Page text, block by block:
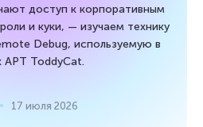
доступ к корпоративным
и куки, — изучаем технику
Debug, используемую в
APT ToddyCat.
17 июля 2026